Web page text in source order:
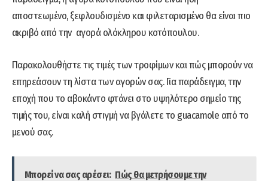
αποστεωμένο, ξεφλουδισμένο και φιλεταρισμένο θα είναι πιο
ακριβό από την αγορά ολόκληρου κοτόπουλου.
Παρακολουθήστε τις τιμές των τροφίμων και πώς μπορούν να
επηρεάσουν τη λίστα των αγορών σας. Για παράδειγμα, την
εποχή που το αβοκάντο φτάνει στο υψηλότερο σημείο της
τιμής του, είναι καλή στιγμή να βγάλετε το guacamole από το
μενού σας.
Μπορεί να σας αρέσει: Πώς θα μετρήσουμε την